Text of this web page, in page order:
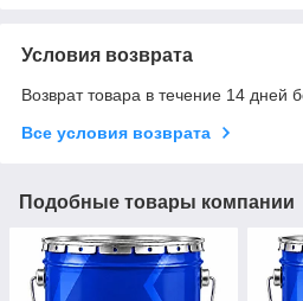
Условия возврата
Возврат товара в течение 14 дней
Все условия возврата
Подобные товары компании